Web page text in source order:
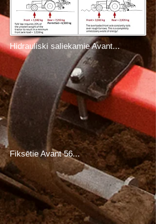
Hidrauliski saliekamie Avant...
Fiksētie Avant 56...